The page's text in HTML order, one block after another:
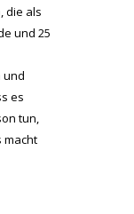
die als
und 25
und
es
tun,
macht